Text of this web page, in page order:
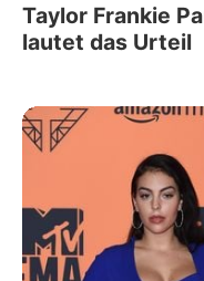
Taylor Frankie
lautet das Urteil